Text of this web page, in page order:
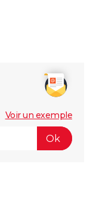
Voir un exemple